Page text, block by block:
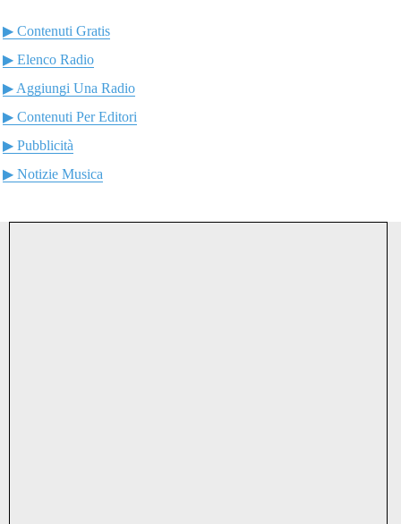
▶ Contenuti Gratis
▶ Elenco Radio
▶ Aggiungi Una Radio
▶ Contenuti Per Editori
▶ Pubblicità
▶ Notizie Musica